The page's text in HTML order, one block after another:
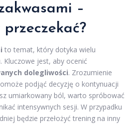
–
to temat, który dotyka wielu
jest, aby ocenić
dolegliwości. Zrozumienie
podjąć decyzję o kontynuacji
umiarkowany ból, warto spróbować
intensywnych sesji. W przypadku
będzie przełożyć trening na inny